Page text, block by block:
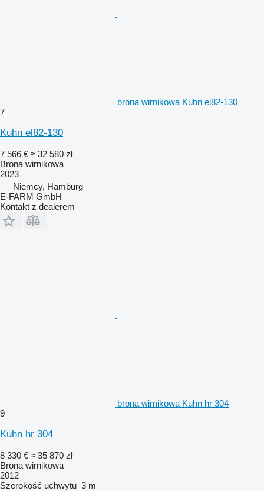
brona wirnikowa Kuhn el82-130
7
Kuhn el82-130
7 566 € ≈ 32 580 zł
Brona wirnikowa
2023
Niemcy, Hamburg
E-FARM GmbH
Kontakt z dealerem
brona wirnikowa Kuhn hr 304
9
Kuhn hr 304
8 330 € ≈ 35 870 zł
Brona wirnikowa
2012
Szerokość uchwytu 3 m